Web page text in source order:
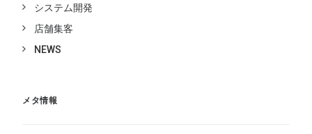
システム開発
店舗集客
NEWS
メタ情報